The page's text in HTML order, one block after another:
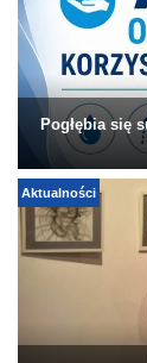
Pogłębia się
Aktualności